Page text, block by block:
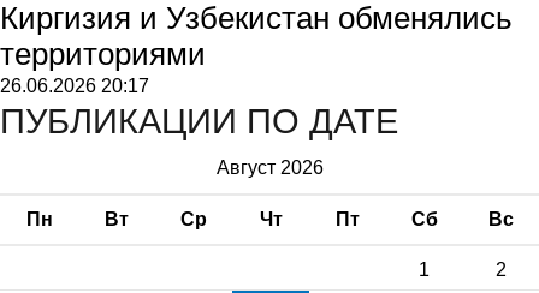
Киргизия и Узбекистан обменялись
территориями
26.06.2026 20:17
ПУБЛИКАЦИИ ПО ДАТЕ
Август 2026
Пн Вт Ср Чт Пт Сб Вс
1
2